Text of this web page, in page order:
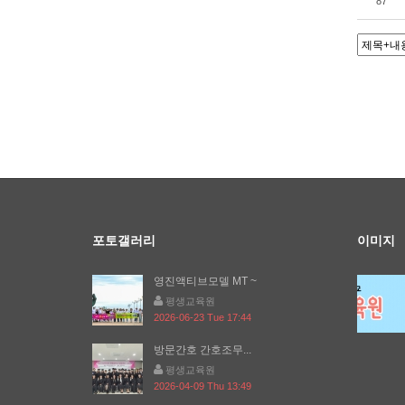
포토갤러리
영진액티브모델 MT ~
평생교육원
2026-06-23 Tue 17:44
방문간호 간호조무...
평생교육원
2026-04-09 Thu 13:49
이미지